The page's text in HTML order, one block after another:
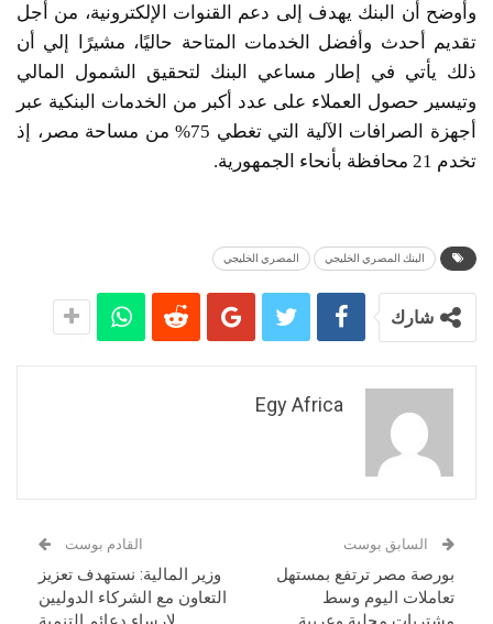
وأوضح أن البنك يهدف إلى دعم القنوات الإلكترونية، من أجل
تقديم أحدث وأفضل الخدمات المتاحة حاليًا، مشيرًا إلي أن
ذلك يأتي في إطار مساعي البنك لتحقيق الشمول المالي
وتيسير حصول العملاء على عدد أكبر من الخدمات البنكية عبر
أجهزة الصرافات الآلية التي تغطي 75% من مساحة مصر، إذ
تخدم 21 محافظة بأنحاء الجمهورية.
البنك المصري الخليجي المصري الخليجي
شارك
Egy Africa
السابق بوست
بورصة مصر ترتفع بمستهل
تعاملات اليوم وسط
القادم بوست
وزير المالية: نستهدف تعزيز
التعاون مع الشركاء الدوليين